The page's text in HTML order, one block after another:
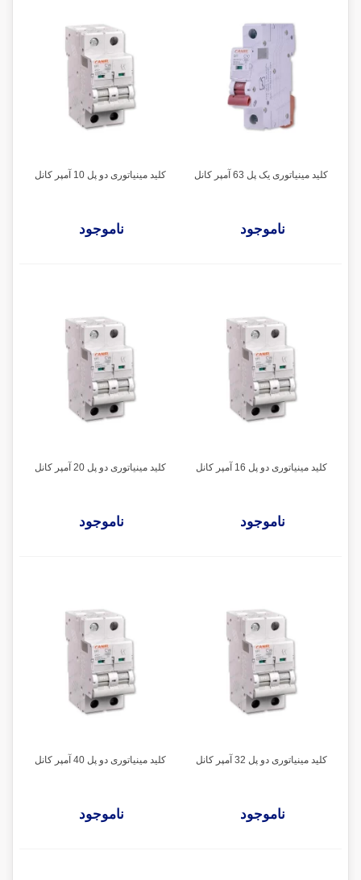
کلید مینیاتوری یک پل 63 آمپر کانل
ناموجود
کلید مینیاتوری دو پل 10 آمپر کانل
ناموجود
کلید مینیاتوری دو پل 16 آمپر کانل
ناموجود
کلید مینیاتوری دو پل 20 آمپر کانل
ناموجود
کلید مینیاتوری دو پل 32 آمپر کانل
ناموجود
کلید مینیاتوری دو پل 40 آمپر کانل
ناموجود